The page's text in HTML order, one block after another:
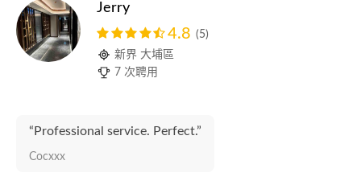
Jerry
4.8 (5)
新界 大埔區
7 次聘用
“Professional service. Perfect.”
Cocxxx